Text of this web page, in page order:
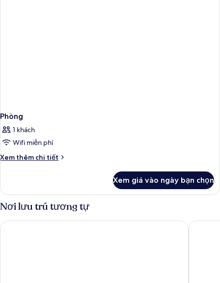
Phòng
1 khách
Wifi miễn phí
Xem thêm chi tiết
Chi
Phòng
Xem giá vào ngày bạn chọn
Nơi lưu trú tương tự
Hotel Bahía Calpe by Pierre & Vacances Hotel